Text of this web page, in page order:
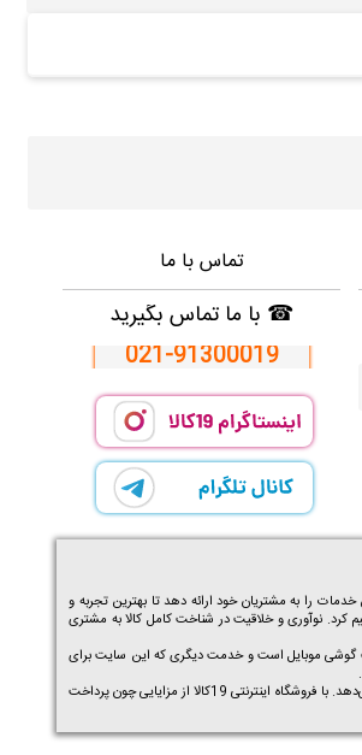
تماس با ما
☎ با ما تماس بگیرید
021-91300019
را به مشتریان خود ارائه دهد تا بهترین تجربه و
کرد. نوآوری و خلاقیت در شناخت کامل کالا به مشتری
سایت گوشی موبایل است و خدمت دیگری که این سایت برای
را همواره ارائه می‌دهد. با فروشگاه اینترنتی 19کالا از مزایایی چون پرداخت